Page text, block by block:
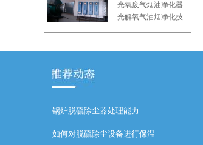
光氧废气烟油净化器
光解氧气油烟净化技
锅炉脱硫除尘器处理能力
如何对脱硫除尘设备进行保温